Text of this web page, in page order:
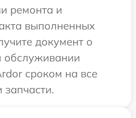
ремонта и
выполненных
документ о
обслуживании
сроком на все